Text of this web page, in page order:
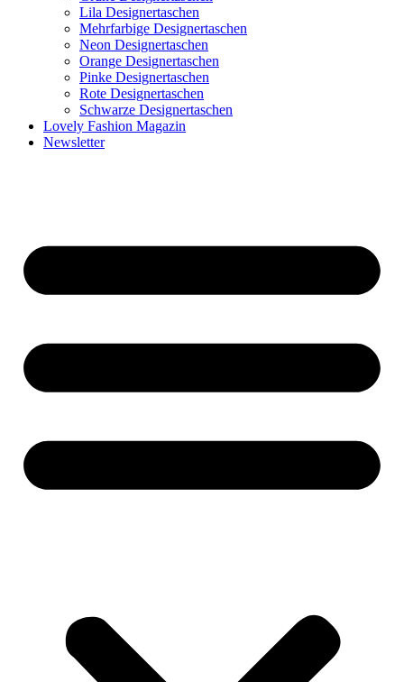
Lila Designertaschen
Mehrfarbige Designertaschen
Neon Designertaschen
Orange Designertaschen
Pinke Designertaschen
Rote Designertaschen
Schwarze Designertaschen
Lovely Fashion Magazin
Newsletter